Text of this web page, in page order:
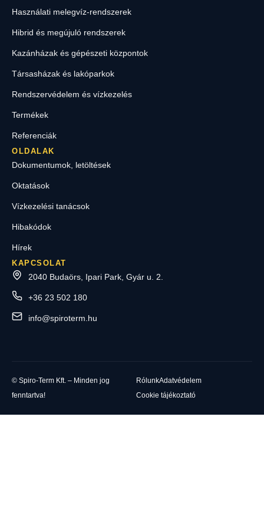
Használati melegvíz-rendszerek
Hibrid és megújuló rendszerek
Kazánházak és gépészeti központok
Társasházak és lakóparkok
Rendszervédelem és vízkezelés
Termékek
Referenciák
OLDALAK
Dokumentumok, letöltések
Oktatások
Vízkezelési tanácsok
Hibakódok
Hírek
KAPCSOLAT
2040 Budaörs, Ipari Park, Gyár u. 2.
+36 23 502 180
info@spiroterm.hu
© Spiro-Term Kft. – Minden jog
fenntartva!
RólunkAdatvédelem
Cookie tájékoztató